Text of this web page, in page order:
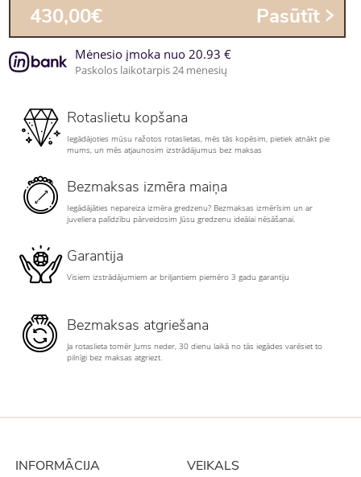
430,00€ Pasūtīt
Mėnesio įmoka nuo 20.93 €
Paskolos laikotarpis 24 mėnesių
Rotaslietu kopšana
Iegādājoties mūsu ražotos rotaslietas, mēs tās kopēsim, pietiek atnākt pie
mums, un mēs atjaunosim izstrādājumus bez maksas
Bezmaksas izmēra maiņa
Iegādājāties nepareiza izmēra gredzenu? Bezmaksas izmērīsim un ar
juveliera palīdzību pārveidosim Jūsu gredzenu ideālai nēsāšanai.
Garantija
Visiem izstrādājumiem ar briljantiem piemēro 3 gadu garantiju
Bezmaksas atgriešana
Ja rotaslieta tomēr Jums neder, 30 dienu laikā no tās iegādes varēsiet to
pilnīgi bez maksas atgriezt.
INFORMĀCIJA VEIKALS